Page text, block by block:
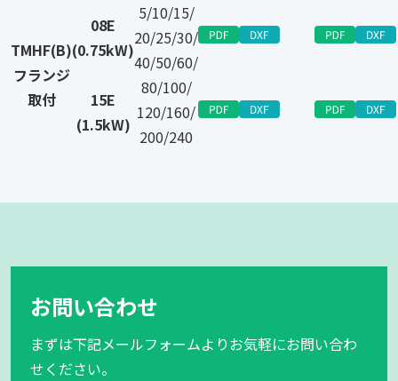
TMHF(B)
フランジ
取付
08E
(0.75kW)
5/10/15/
20/25/30/
40/50/60/
80/100/
120/160/
200/240
15E
(1.5kW)
お問い合わせ
まずは下記メールフォームよりお気軽にお問い合わ
せください。